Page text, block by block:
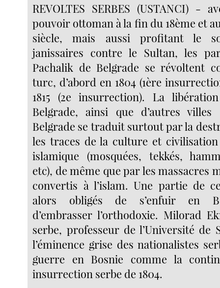
REVOLTES SERBES (USTANCI) -
pouvoir ottoman à la fin du 18ème et
siècle, mais aussi profitant le
janissaires contre le Sultan, les
Pachalik de Belgrade se révoltent
turc, d’abord en 1804 (1ère
1815 (2e insurrection). La
Belgrade, ainsi que d’autres
Belgrade se traduit surtout par la
les traces de la culture et
islamique (mosquées, tekkés,
etc), de même que par les massacres
convertis à l’islam. Une partie de
alors obligés de s’enfuir en
d’embrasser l’orthodoxie. Milorad
serbe, professeur de l’Université de
l’éminence grise des nationalistes
guerre en Bosnie comme la
insurrection serbe de 1804.